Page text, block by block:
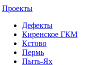
Проекты
Дефекты
Киренское ГКМ
Кстово
Пермь
Пыть-Ях